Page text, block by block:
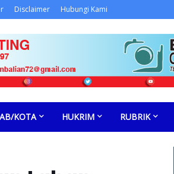
Disclaimer Hubungi Kami
KOTA HUKRIM RUBRIK